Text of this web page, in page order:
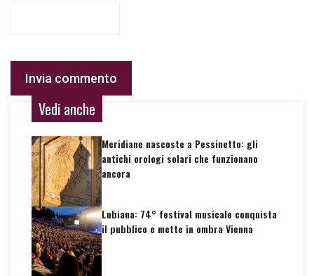
Vedi anche
Meridiane nascoste a Pessinetto: gli
antichi orologi solari che funzionano
ancora
Lubiana: 74° festival musicale conquista
il pubblico e mette in ombra Vienna